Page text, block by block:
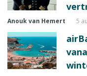
Anouk van Hemert 5